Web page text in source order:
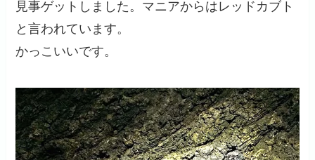
見事ゲットしました。マニアからはレッドカブト
と言われています。
かっこいいです。